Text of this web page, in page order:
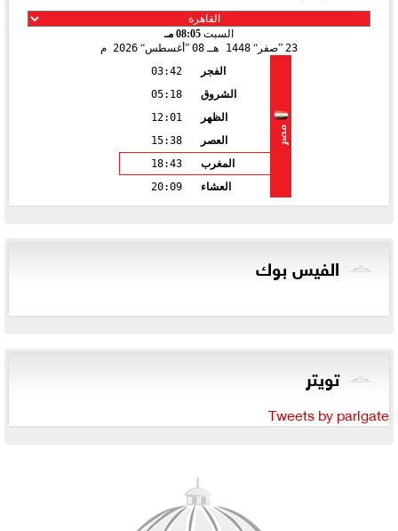
السبت 08:05 مـ
23
صفر 1448 هـ 08 أغسطس 2026 م
مصر
الفجر
03:42
الشروق
05:18
الظهر
12:01
العصر
15:38
المغرب
18:43
العشاء
20:09
الفيس بوك
تويتر
Tweets by parlgate